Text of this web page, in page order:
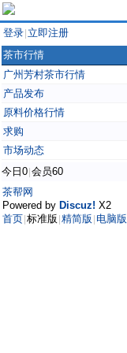
登录 立即注册
茶市行情
广州芳村茶市行情
产品发布
原料价格行情
求购
市场动态
今日0 会员60
茶帮网
Powered by Discuz! X2
首页 标准版 精简版 电脑版